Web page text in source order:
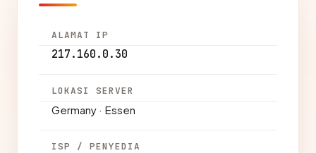
ALAMAT IP
217.160.0.30
LOKASI SERVER
Germany · Essen
ISP / PENYEDIA